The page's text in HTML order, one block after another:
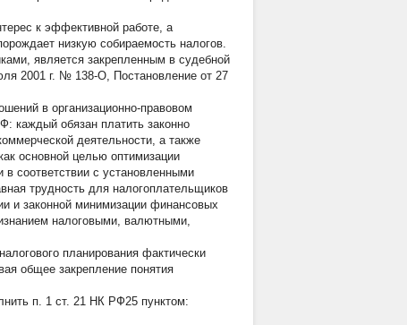
к эффективной работе, а
низкую собираемость налогов.
является закрепленным в судебной
2001 г. № 138-О, Постановление от 27
в организационно-правовом
каждый обязан платить законно
деятельности, а также
основной целью оптимизации
в соответствии с установленными
трудность для налогоплательщиков
и законной минимизации финансовых
налоговыми, валютными,
планирования фактически
общее закрепление понятия
п. 1 ст. 21 НК РФ25 пунктом: